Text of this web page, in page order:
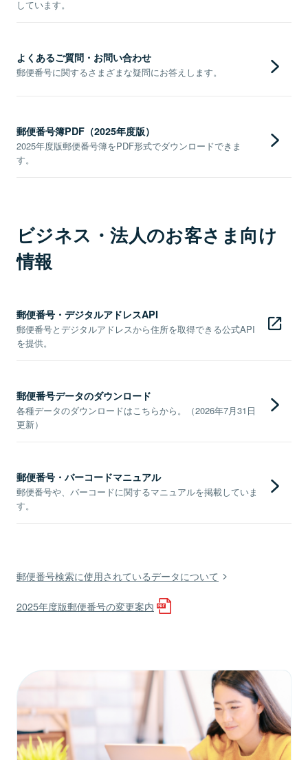
しています。
よくあるご質問・お問い合わせ
郵便番号に関するさまざまな疑問にお答えします。
郵便番号簿PDF（2025年度版）
2025年度版郵便番号簿をPDF形式でダウンロードできま
す。
ビジネス・法人のお客さま向け
情報
郵便番号・デジタルアドレスAPI
郵便番号とデジタルアドレスから住所を取得できる公式API
を提供。
郵便番号データのダウンロード
各種データのダウンロードはこちらから。（2026年7月31日
更新）
郵便番号・バーコードマニュアル
郵便番号や、バーコードに関するマニュアルを掲載していま
す。
郵便番号検索に使用されているデータについて
2025年度版郵便番号の変更案内